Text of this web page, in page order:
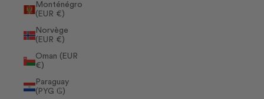
Monténégro
(EUR €)
Norvège
(EUR €)
Oman (EUR
€)
Paraguay
(PYG ₲)